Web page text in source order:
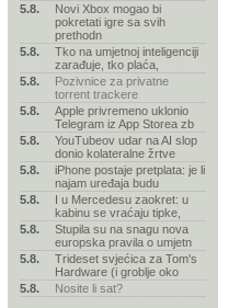
5.8.
Novi Xbox mogao bi
pokretati igre sa svih
prethodn
5.8.
Tko na umjetnoj inteligenciji
zarađuje, tko plaća,
5.8.
Pozivnice za privatne
torrent trackere
5.8.
Apple privremeno uklonio
Telegram iz App Storea zb
5.8.
YouTubeov udar na AI slop
donio kolateralne žrtve
5.8.
iPhone postaje pretplata: je li
najam uređaja budu
5.8.
I u Mercedesu zaokret: u
kabinu se vraćaju tipke,
5.8.
Stupila su na snagu nova
europska pravila o umjetn
5.8.
Trideset svjećica za Tom's
Hardware (i groblje oko
5.8.
Nosite li sat?